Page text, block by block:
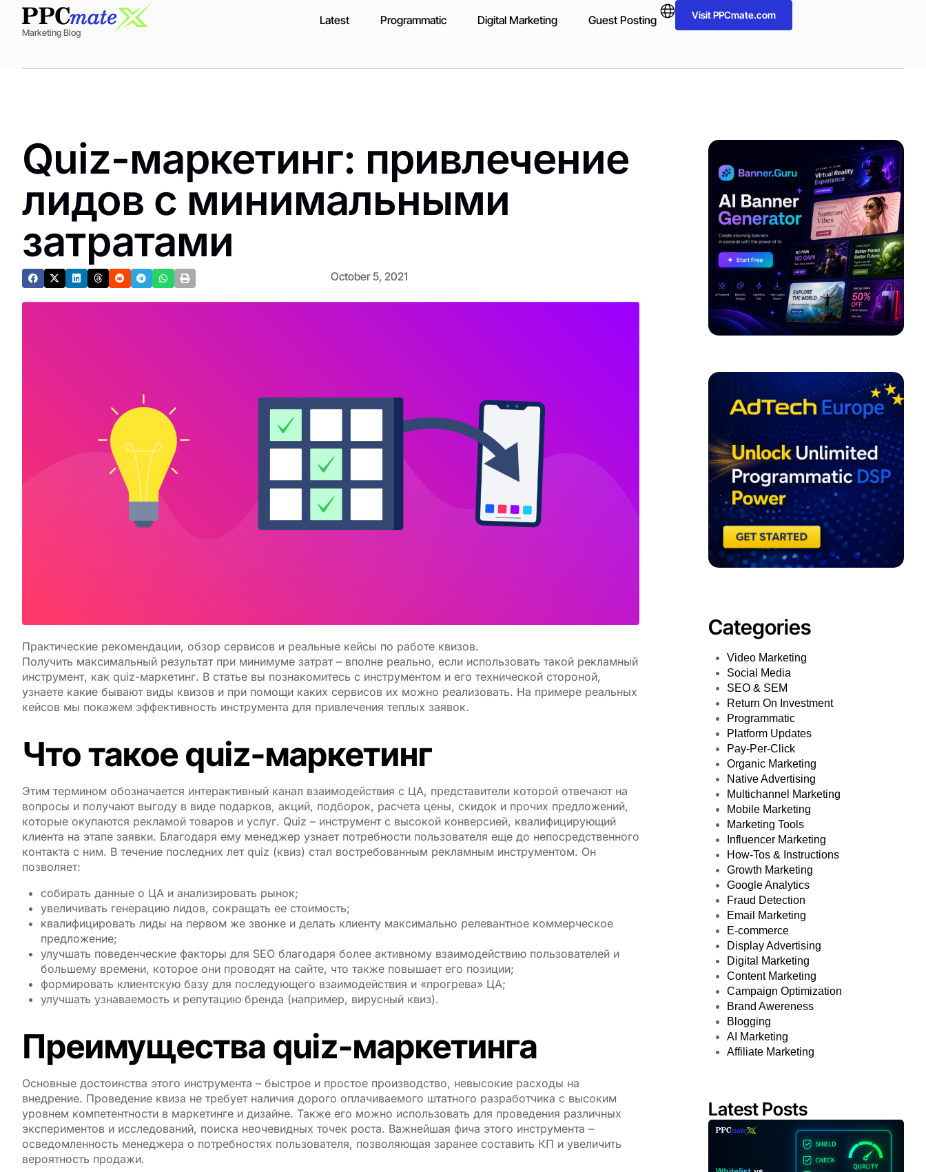
Marketing Blog
Latest Programmatic Digital Marketing Guest Posting Visit PPCmate.com
Quiz-маркетинг: привлечение
лидов с минимальными
затратами
October 5, 2021
Практические рекомендации, обзор сервисов и реальные кейсы по работе квизов.
Получить максимальный результат при минимуме затрат – вполне реально, если использовать такой рекламный
инструмент, как quiz-маркетинг. В статье вы познакомитесь с инструментом и его технической стороной,
узнаете какие бывают виды квизов и при помощи каких сервисов их можно реализовать. На примере реальных
кейсов мы покажем эффективность инструмента для привлечения теплых заявок.
Что такое quiz-маркетинг
Этим термином обозначается интерактивный канал взаимодействия с ЦА, представители которой отвечают на
вопросы и получают выгоду в виде подарков, акций, подборок, расчета цены, скидок и прочих предложений,
которые окупаются рекламой товаров и услуг. Quiz – инструмент с высокой конверсией, квалифицирующий
клиента на этапе заявки. Благодаря ему менеджер узнает потребности пользователя еще до непосредственного
контакта с ним. В течение последних лет quiz (квиз) стал востребованным рекламным инструментом. Он
позволяет:
собирать данные о ЦА и анализировать рынок;
увеличивать генерацию лидов, сокращать ее стоимость;
квалифицировать лиды на первом же звонке и делать клиенту максимально релевантное коммерческое
предложение;
улучшать поведенческие факторы для SEO благодаря более активному взаимодействию пользователей и
большему времени, которое они проводят на сайте, что также повышает его позиции;
формировать клиентскую базу для последующего взаимодействия и «прогрева» ЦА;
улучшать узнаваемость и репутацию бренда (например, вирусный квиз).
Преимущества quiz-маркетинга
Основные достоинства этого инструмента – быстрое и простое производство, невысокие расходы на
внедрение. Проведение квиза не требует наличия дорого оплачиваемого штатного разработчика с высоким
уровнем компетентности в маркетинге и дизайне. Также его можно использовать для проведения различных
экспериментов и исследований, поиска неочевидных точек роста. Важнейшая фича этого инструмента –
осведомленность менеджера о потребностях пользователя, позволяющая заранее составить КП и увеличить
вероятность продажи.
ADVERTISEMENT
Categories
Video Marketing
Social Media
SEO & SEM
Return On Investment
Programmatic
Platform Updates
Pay-Per-Click
Organic Marketing
Native Advertising
Multichannel Marketing
Mobile Marketing
Marketing Tools
Influencer Marketing
How-Tos & Instructions
Growth Marketing
Google Analytics
Fraud Detection
Email Marketing
E-commerce
Display Advertising
Digital Marketing
Content Marketing
Campaign Optimization
Brand Awereness
Blogging
AI Marketing
Affiliate Marketing
Latest Posts